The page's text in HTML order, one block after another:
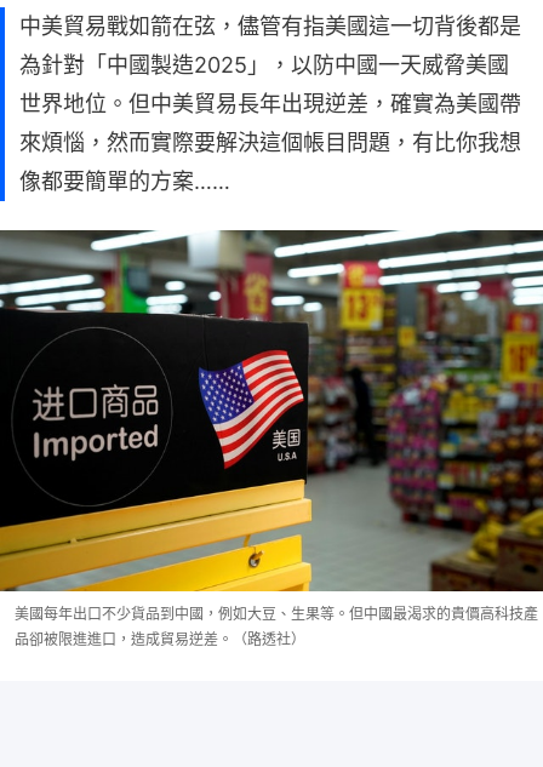
中美貿易戰如箭在弦，儘管有指美國這一切背後都是
為針對「中國製造2025」，以防中國一天威脅美國
世界地位。但中美貿易長年出現逆差，確實為美國帶
來煩惱，然而實際要解決這個帳目問題，有比你我想
像都要簡單的方案……
美國每年出口不少貨品到中國，例如大豆、生果等。但中國最渴求的貴價高科技產
品卻被限進進口，造成貿易逆差。（路透社）